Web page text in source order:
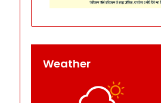
Weather